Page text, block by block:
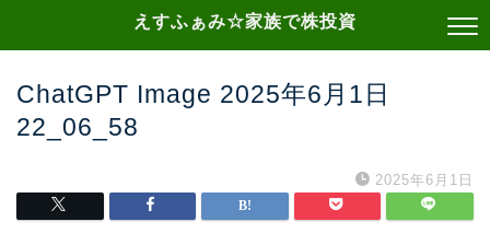
えすふぁみ☆家族で株投資
ChatGPT Image 2025年6月1日
22_06_58
2025年6月1日